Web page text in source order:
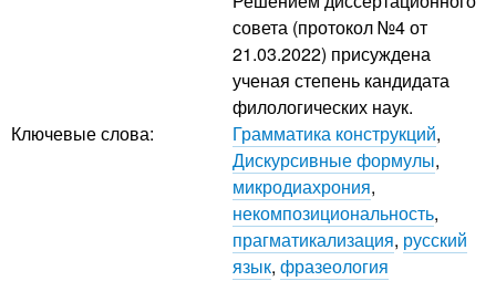
совета (протокол №4 от
21.03.2022) присуждена
ученая степень кандидата
филологических наук.
Ключевые слова:
Грамматика конструкций,
Дискурсивные формулы,
микродиахрония,
некомпозициональность,
прагматикализация, русский
язык, фразеология